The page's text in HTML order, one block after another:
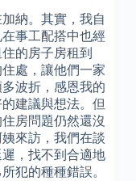
納。其實，我自
事工配搭中也經
的房子房租到
處，讓他們一家
波折，感恩我的
建議與想法。但
房問題仍然還沒
來訪，我們在談
，找不到合適地
犯的種種錯誤。